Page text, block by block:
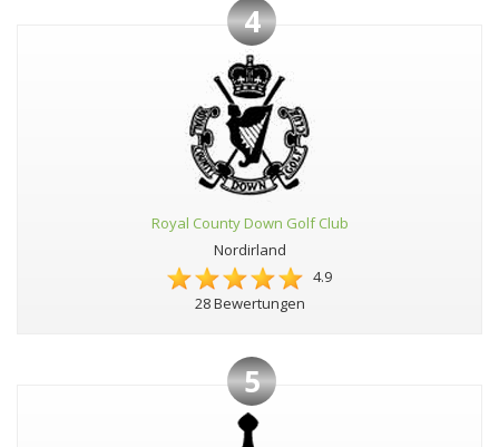
4
Royal County Down Golf Club
Nordirland
4.9
28 Bewertungen
5